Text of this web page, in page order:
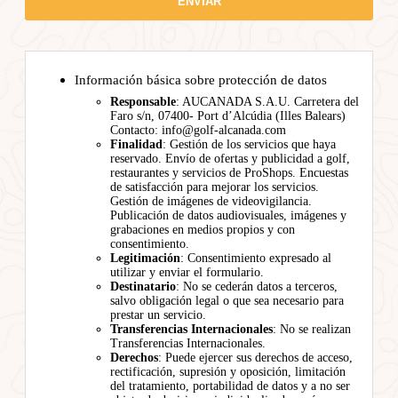
Información básica sobre protección de datos
Responsable: AUCANADA S.A.U. Carretera del
Faro s/n, 07400- Port d’Alcúdia (Illes Balears)
Contacto: info@golf-alcanada.com
Finalidad: Gestión de los servicios que haya
reservado. Envío de ofertas y publicidad a golf,
restaurantes y servicios de ProShops. Encuestas
de satisfacción para mejorar los servicios.
Gestión de imágenes de videovigilancia.
Publicación de datos audiovisuales, imágenes y
grabaciones en medios propios y con
consentimiento.
Legitimación: Consentimiento expresado al
utilizar y enviar el formulario.
Destinatario: No se cederán datos a terceros,
salvo obligación legal o que sea necesario para
prestar un servicio.
Transferencias Internacionales: No se realizan
Transferencias Internacionales.
Derechos: Puede ejercer sus derechos de acceso,
rectificación, supresión y oposición, limitación
del tratamiento, portabilidad de datos y a no ser